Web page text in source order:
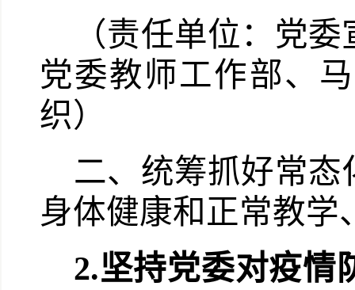
（责任单位：党
党委教师工作部、
织）
二、统筹抓好常
身体健康和正常教学
2.坚持党委对疫情